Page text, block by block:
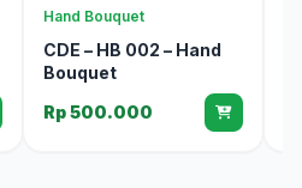
Hand Bouquet
CDE – HB 002 – Hand
Bouquet
Rp 500.000